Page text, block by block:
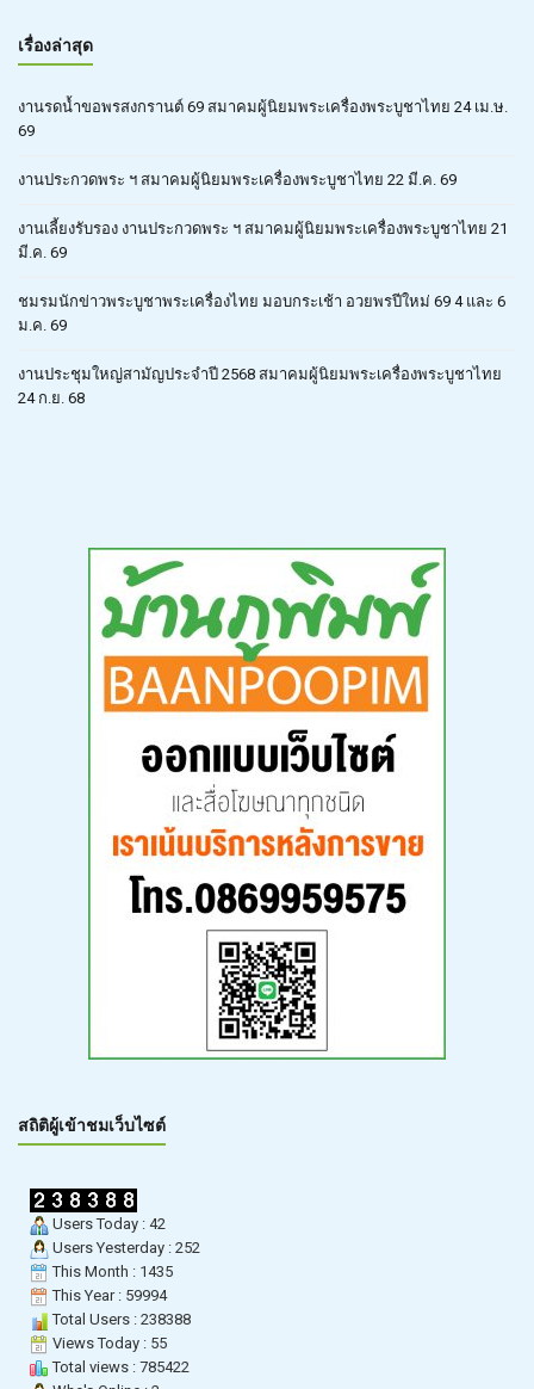
เรื่องล่าสุด
งานรดน้ำขอพรสงกรานต์ 69 สมาคมผู้นิยมพระเครื่องพระบูชาไทย 24 เม.ษ.
69
งานประกวดพระ ฯ สมาคมผู้นิยมพระเครื่องพระบูชาไทย 22 มี.ค. 69
งานเลี้ยงรับรอง งานประกวดพระ ฯ สมาคมผู้นิยมพระเครื่องพระบูชาไทย 21
มี.ค. 69
ชมรมนักข่าวพระบูชาพระเครื่องไทย มอบกระเช้า อวยพรปีใหม่ 69 4 และ 6
ม.ค. 69
งานประชุมใหญ่สามัญประจำปี 2568 สมาคมผู้นิยมพระเครื่องพระบูชาไทย
24 ก.ย. 68
สถิติผู้เข้าชมเว็บไซต์
Users Today : 42
Users Yesterday : 252
This Month : 1435
This Year : 59994
Total Users : 238388
Views Today : 55
Total views : 785422